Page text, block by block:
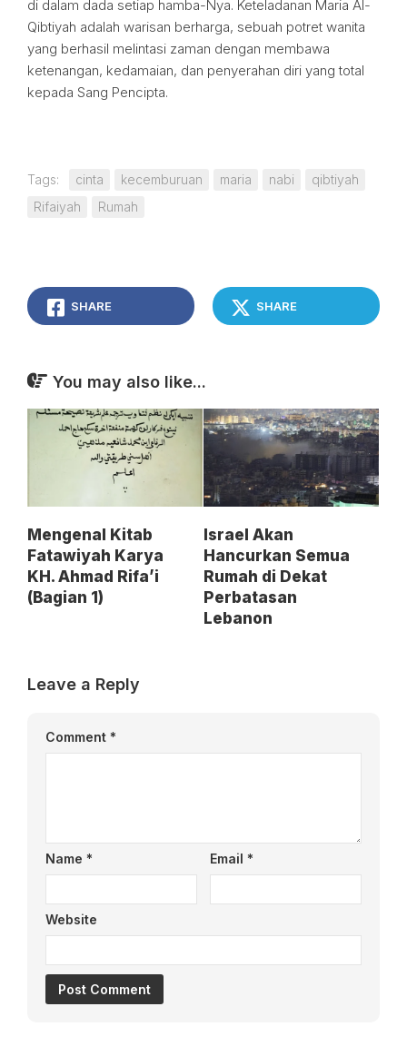
di dalam dada setiap hamba-Nya. Keteladanan Maria Al-
Qibtiyah adalah warisan berharga, sebuah potret wanita
yang berhasil melintasi zaman dengan membawa
ketenangan, kedamaian, dan penyerahan diri yang total
kepada Sang Pencipta.
Tags: cinta kecemburuan maria nabi
qibtiyah
Rifaiyah
Rumah
SHARE SHARE
You may also like...
Mengenal Kitab
Fatawiyah Karya
KH. Ahmad Rifa’i
(Bagian 1)
Israel Akan
Hancurkan Semua
Rumah di Dekat
Perbatasan
Lebanon
Leave a Reply
Comment *
Name * Email *
Website